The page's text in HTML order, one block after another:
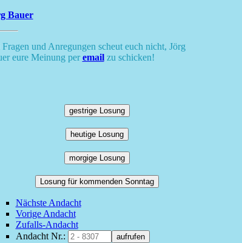
Bauer
und Anregungen scheut euch nicht, Jörg
eure Meinung peremailzu schicken!
gestrige Losung
heutige Losung
morgige Losung
Losung für kommenden Sonntag
Nächste Andacht
Vorige Andacht
Zufalls-Andacht
Andacht Nr.:
aufrufen